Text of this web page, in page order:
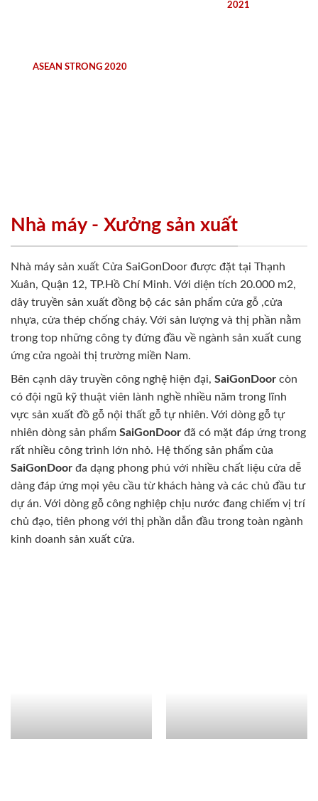
2021
ASEAN STRONG 2020
Nhà máy - Xưởng sản xuất
Nhà máy sản xuất Cửa SaiGonDoor được đặt tại Thạnh
Xuân, Quận 12, TP.Hồ Chí Minh. Với diện tích 20.000 m2,
dây truyền sản xuất đồng bộ các sản phẩm cửa gỗ ,cửa
nhựa, cửa thép chống cháy. Với sản lượng và thị phần nằm
trong top những công ty đứng đầu về ngành sản xuất cung
ứng cửa ngoài thị trường miền Nam.
Bên cạnh dây truyền công nghệ hiện đại, SaiGonDoor còn
có đội ngũ kỹ thuật viên lành nghề nhiều năm trong lĩnh
vực sản xuất đồ gỗ nội thất gỗ tự nhiên. Với dòng gỗ tự
nhiên dòng sản phẩm SaiGonDoor đã có mặt đáp ứng trong
rất nhiều công trình lớn nhỏ. Hệ thống sản phẩm của
SaiGonDoor đa dạng phong phú với nhiều chất liệu cửa dễ
dàng đáp ứng mọi yêu cầu từ khách hàng và các chủ đầu tư
dự án. Với dòng gỗ công nghiệp chịu nước đang chiếm vị trí
chủ đạo, tiên phong với thị phần dẫn đầu trong toàn ngành
kinh doanh sản xuất cửa.